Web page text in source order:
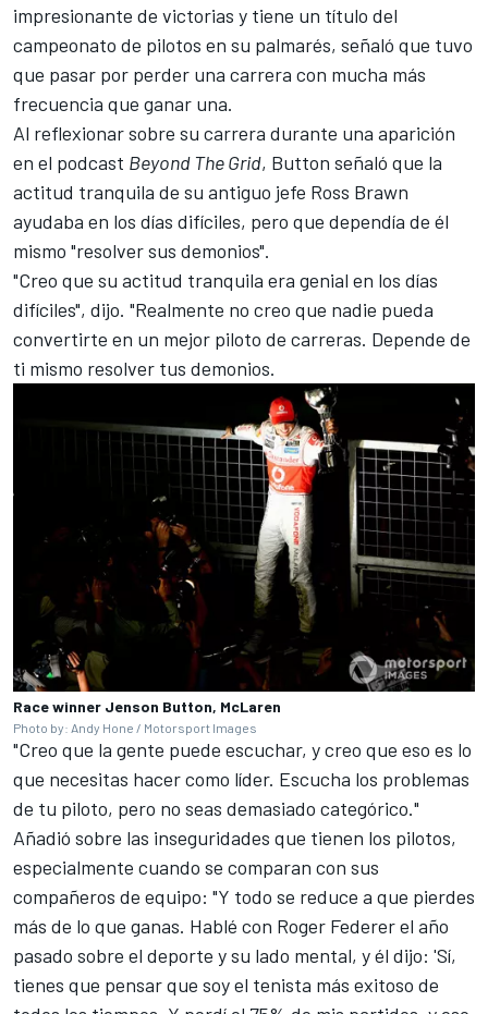
impresionante de victorias y tiene un título del
campeonato de pilotos en su palmarés, señaló que tuvo
que pasar por perder una carrera con mucha más
frecuencia que ganar una.
Al reflexionar sobre su carrera durante una aparición
en el podcast Beyond The Grid, Button señaló que la
actitud tranquila de su antiguo jefe Ross Brawn
ayudaba en los días difíciles, pero que dependía de él
mismo "resolver sus demonios".
"Creo que su actitud tranquila era genial en los días
difíciles", dijo. "Realmente no creo que nadie pueda
convertirte en un mejor piloto de carreras. Depende de
ti mismo resolver tus demonios.
Race winner Jenson Button, McLaren
Photo by: Andy Hone / Motorsport Images
"Creo que la gente puede escuchar, y creo que eso es lo
que necesitas hacer como líder. Escucha los problemas
de tu piloto, pero no seas demasiado categórico."
Añadió sobre las inseguridades que tienen los pilotos,
especialmente cuando se comparan con sus
compañeros de equipo: "Y todo se reduce a que pierdes
más de lo que ganas. Hablé con Roger Federer el año
pasado sobre el deporte y su lado mental, y él dijo: 'Sí,
tienes que pensar que soy el tenista más exitoso de